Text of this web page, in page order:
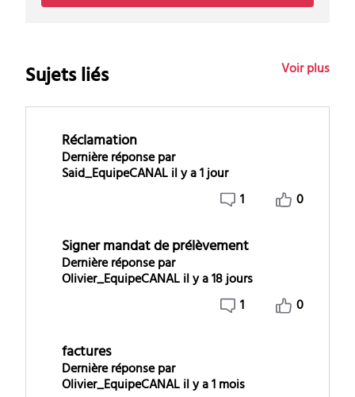
Sujets liés Voir plus
Réclamation
Dernière réponse par
Said_EquipeCANAL il y a 1 jour
1
0
Signer mandat de prélèvement
Dernière réponse par
Olivier_EquipeCANAL il y a 18 jours
1
0
factures
Dernière réponse par
Olivier_EquipeCANAL il y a 1 mois